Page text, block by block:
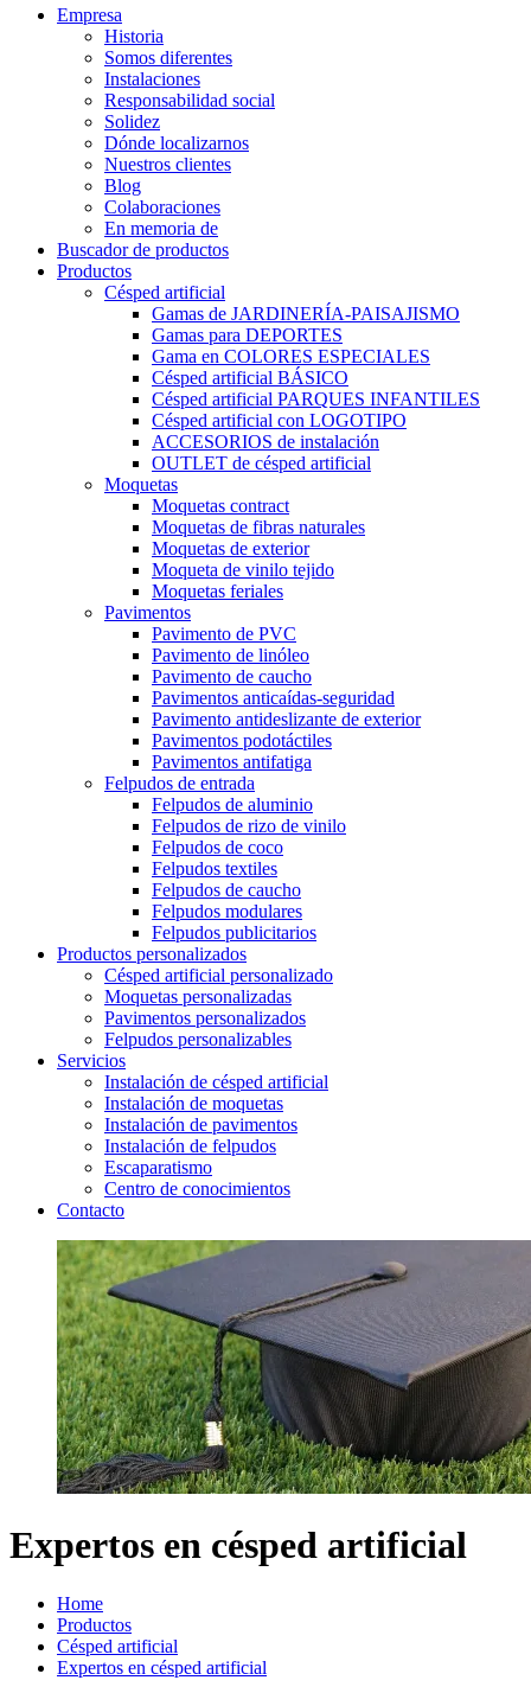
116
96
57
Empresa
Historia
Somos diferentes
Instalaciones
Responsabilidad social
Solidez
Dónde localizarnos
Nuestros clientes
Blog
Colaboraciones
En memoria de
Buscador de productos
Productos
Césped artificial
Gamas de JARDINERÍA-PAISAJISMO
Gamas para DEPORTES
Gama en COLORES ESPECIALES
Césped artificial BÁSICO
Césped artificial PARQUES INFANTILES
Césped artificial con LOGOTIPO
ACCESORIOS de instalación
OUTLET de césped artificial
Moquetas
Moquetas contract
Moquetas de fibras naturales
Moquetas de exterior
Moqueta de vinilo tejido
Moquetas feriales
Pavimentos
Pavimento de PVC
Pavimento de linóleo
Pavimento de caucho
Pavimentos anticaídas-seguridad
Pavimento antideslizante de exterior
Pavimentos podotáctiles
Pavimentos antifatiga
Felpudos de entrada
Felpudos de aluminio
Felpudos de rizo de vinilo
Felpudos de coco
Felpudos textiles
Felpudos de caucho
Felpudos modulares
Felpudos publicitarios
Productos personalizados
Césped artificial personalizado
Moquetas personalizadas
Pavimentos personalizados
Felpudos personalizables
Servicios
Instalación de césped artificial
Instalación de moquetas
Instalación de pavimentos
Instalación de felpudos
Escaparatismo
Centro de conocimientos
Contacto
Expertos en césped artificial
Home
Productos
Césped artificial
Expertos en césped artificial